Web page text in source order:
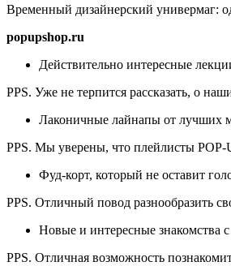
Временный дизайнерский универмаг:
popupshop.ru
Действительно интересные
PPS. Уже не терпится рассказать, о
Лаконичные лайнапы от лучших
PPS. Мы уверены, что плейлисты POP-
Фуд-корт, который не оставит
PPS. Отличный повод разнообразить
Новые и интересные знакомства
PPS. Отличная возможность